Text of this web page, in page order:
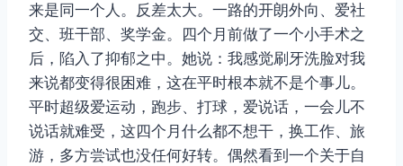
来是同一个人。反差太大。一路的开朗外向、爱社
交、班干部、奖学金。四个月前做了一个小手术之
后，陷入了抑郁之中。她说：我感觉刷牙洗脸对我
来说都变得很困难，这在平时根本就不是个事儿。
平时超级爱运动，跑步、打球，爱说话，一会儿不
说话就难受，这四个月什么都不想干，换工作、旅
游，多方尝试也没任何好转。偶然看到一个关于自